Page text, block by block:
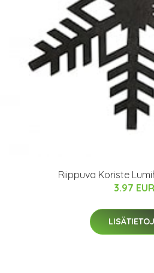
Riippuva Koriste
3.97 EUR